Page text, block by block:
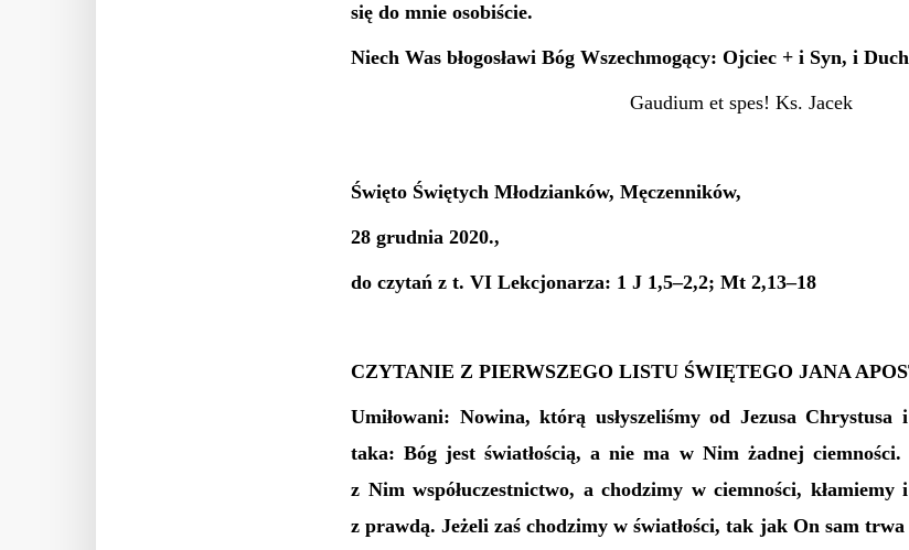
się do mnie osobiście.
Niech Was błogosławi Bóg Wszechmogący: Ojciec + i Syn, i
Gaudium et spes! Ks. Jacek
Święto Świętych Młodzianków, Męczenników,
28 grudnia 2020.,
do czytań z t. VI Lekcjonarza: 1 J 1,5–2,2; Mt 2,13–18
CZYTANIE Z PIERWSZEGO LISTU ŚWIĘTEGO JANA
Umiłowani: Nowina, którą usłyszeliśmy od Jezusa
taka: Bóg jest światłością, a nie ma w Nim żadnej
z Nim współuczestnictwo, a chodzimy w ciemności, kłamiemy
z prawdą. Jeżeli zaś chodzimy w światłości, tak jak On sam